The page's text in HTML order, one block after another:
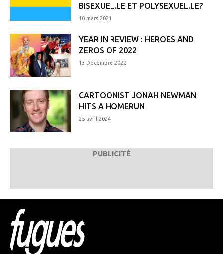
BISEXUEL.LE ET POLYSEXUEL.LE?
10 mars 2021
YEAR IN REVIEW : HEROES AND
ZEROS OF 2022
13 Décembre 2022
CARTOONIST JONAH NEWMAN
HITS A HOMERUN
25 avril 2024
PUBLICITÉ